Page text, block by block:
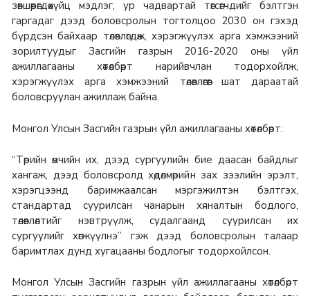
зөвшөөрөгдөхүйц мэдлэг, ур чадвартай төгсөгчдийг бэлтгэн
гаргадаг дээд боловсролын тогтолцоо 2030 он гэхэд
бүрдсэн байхаар төлөвлөгдөж, хэрэгжүүлэх арга хэмжээний
зорилтуудыг Засгийн газрын 2016-2020 оны үйл
ажиллагааны хөтөлбөрт нарийвчлан тодорхойлж,
хэрэгжүүлэх арга хэмжээний төлөвлөгөөг шат дараатай
боловсруулан ажиллаж байна.
Монгол Улсын Засгийн газрын үйл ажиллагааны хөтөлбөрт:
“Төрийн өмчийн их, дээд сургуулийн бие даасан байдлыг
хангаж, дээд боловсролд хөдөлмөрийн зах зээлийн эрэлт,
хэрэгцээнд баримжаалсан мэргэжилтэн бэлтгэх,
стандартад суурилсан чанарын хяналтын бодлого,
төлөвлөлтийг нэвтрүүлж, судалгаанд суурилсан их
сургуулийг хөгжүүлнэ” гэж дээд боловсролын талаар
баримтлах дунд хугацааны бодлогыг тодорхойлсон.
Монгол Улсын Засгийн газрын үйл ажиллагааны хөтөлбөрт